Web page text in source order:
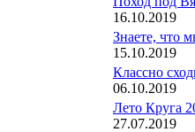
16.10.2019
Знаете, что
15.10.2019
Классно
06.10.2019
Лето Круга
27.07.2019